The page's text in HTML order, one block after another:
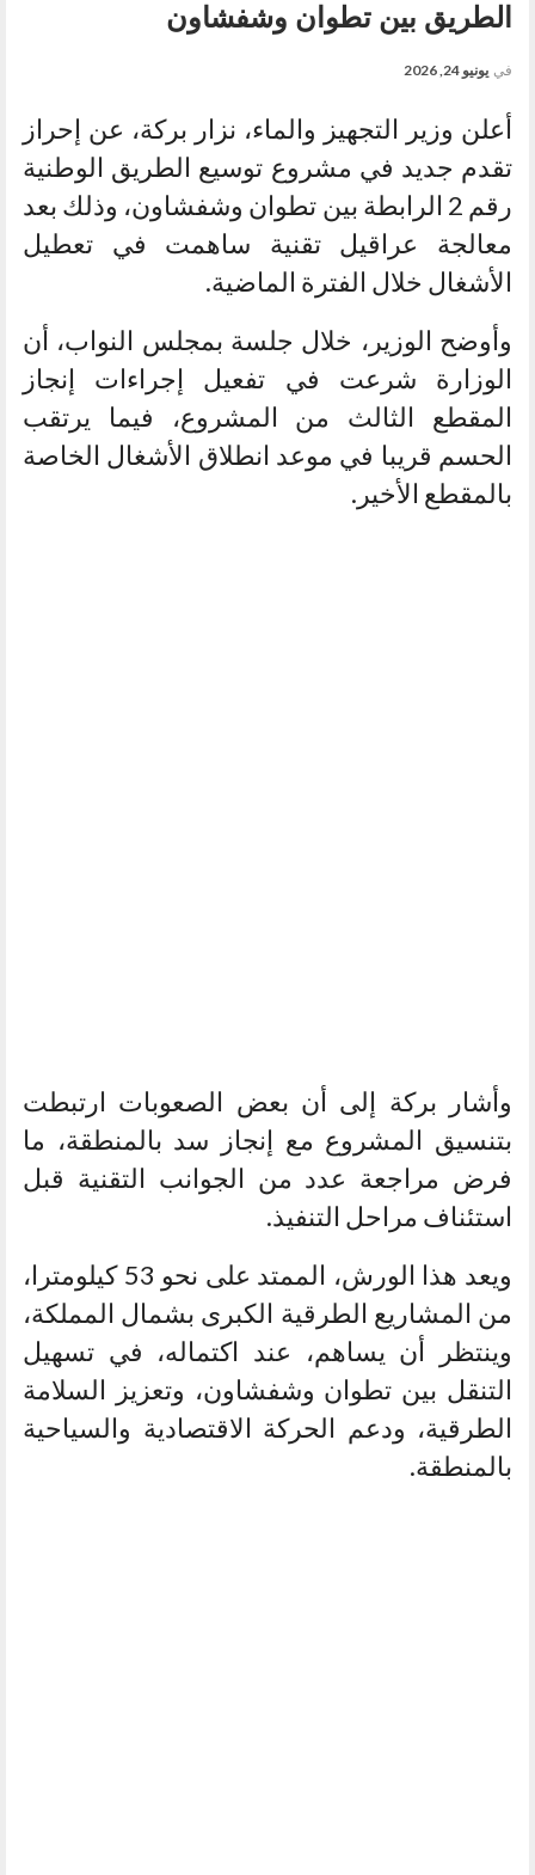
الطريق بين تطوان وشفشاون
في يونيو 24, 2026
أعلن وزير التجهيز والماء، نزار بركة، عن إحراز
تقدم جديد في مشروع توسيع الطريق الوطنية
رقم 2 الرابطة بين تطوان وشفشاون، وذلك بعد
معالجة عراقيل تقنية ساهمت في تعطيل
الأشغال خلال الفترة الماضية.
وأوضح الوزير، خلال جلسة بمجلس النواب، أن
الوزارة شرعت في تفعيل إجراءات إنجاز
المقطع الثالث من المشروع، فيما يرتقب
الحسم قريبا في موعد انطلاق الأشغال الخاصة
بالمقطع الأخير.
وأشار بركة إلى أن بعض الصعوبات ارتبطت
بتنسيق المشروع مع إنجاز سد بالمنطقة، ما
فرض مراجعة عدد من الجوانب التقنية قبل
استئناف مراحل التنفيذ.
ويعد هذا الورش، الممتد على نحو 53 كيلومترا،
من المشاريع الطرقية الكبرى بشمال المملكة،
وينتظر أن يساهم، عند اكتماله، في تسهيل
التنقل بين تطوان وشفشاون، وتعزيز السلامة
الطرقية، ودعم الحركة الاقتصادية والسياحية
بالمنطقة.